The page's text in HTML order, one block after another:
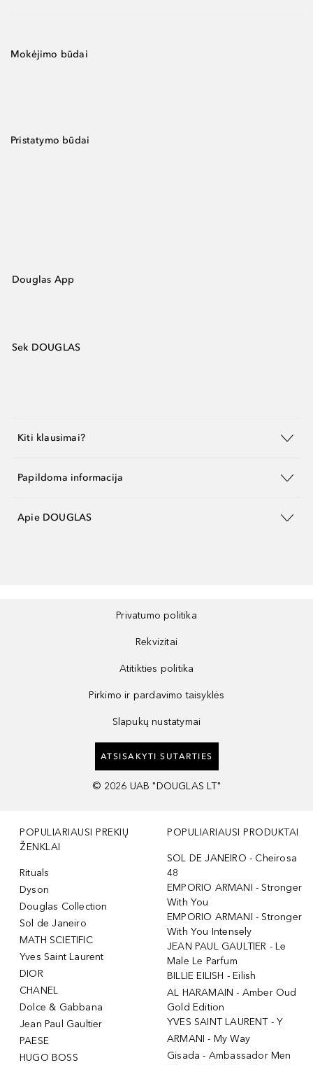
Mokėjimo būdai
Pristatymo būdai
Douglas App
Sek DOUGLAS
Kiti klausimai?
Papildoma informacija
Apie DOUGLAS
Privatumo politika
Rekvizitai
Atitikties politika
Pirkimo ir pardavimo taisyklės
Slapukų nustatymai
ATSISAKYTI SUTARTIES
© 2026 UAB "DOUGLAS LT"
POPULIARIAUSI PREKIŲ
ŽENKLAI
Rituals
Dyson
Douglas Collection
Sol de Janeiro
MATH SCIETIFIC
Yves Saint Laurent
DIOR
CHANEL
Dolce & Gabbana
Jean Paul Gaultier
PAESE
HUGO BOSS
POPULIARIAUSI PRODUKTAI
SOL DE JANEIRO - Cheirosa
48
EMPORIO ARMANI - Stronger
With You
EMPORIO ARMANI - Stronger
With You Intensely
JEAN PAUL GAULTIER - Le
Male Le Parfum
BILLIE EILISH - Eilish
AL HARAMAIN - Amber Oud
Gold Edition
YVES SAINT LAURENT - Y
ARMANI - My Way
Gisada - Ambassador Men